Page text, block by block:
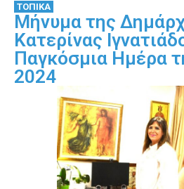
ΤΟΠΙΚΑ
Μήνυμα της
Κατερίνας
Παγκόσμια Ημέρα
2024